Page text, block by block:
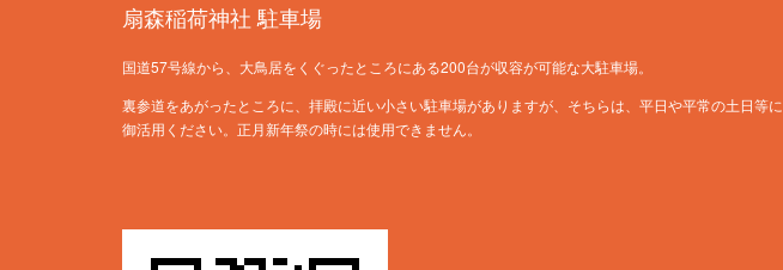
扇森稲荷神社 駐車場
国道57号線から、大鳥居をくぐったところにある200台が収容が可能な大駐車場。
裏参道をあがったところに、拝殿に近い小さい駐車場がありますが、そちらは、平日や平常の土日等に
御活用ください。正月新年祭の時には使用できません。